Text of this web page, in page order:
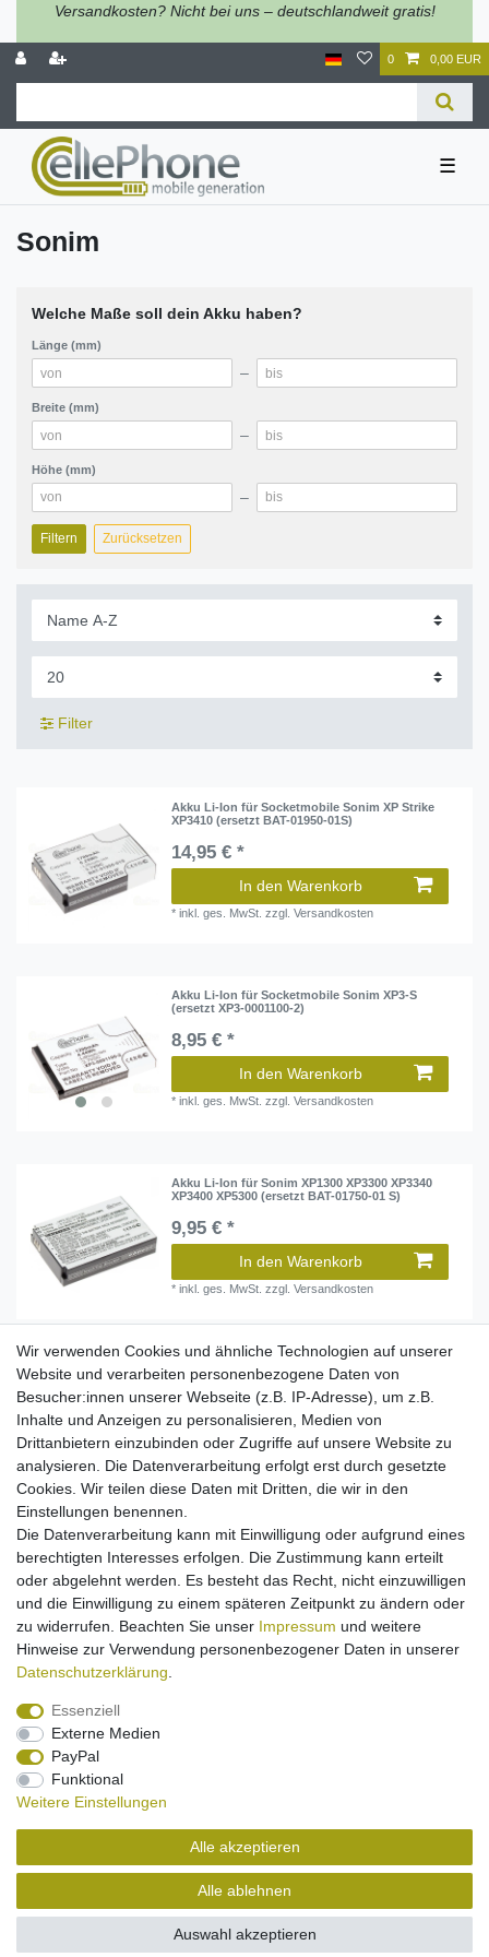
Versandkosten? Nicht bei uns – deutschlandweit gratis!
0 0,00 EUR
☰
Sonim
Welche Maße soll dein Akku haben?
Länge (mm)
–
Breite (mm)
–
Höhe (mm)
–
Filtern Zurücksetzen
Filter
Akku Li-Ion für Socketmobile Sonim XP Strike
XP3410 (ersetzt BAT-01950-01S)
14,95 € *
In den Warenkorb
*inkl. ges. MwSt. zzgl.Versandkosten
Akku Li-Ion für Socketmobile Sonim XP3-S
(ersetzt XP3-0001100-2)
8,95 € *
In den Warenkorb
*inkl. ges. MwSt. zzgl.Versandkosten
Akku Li-Ion für Sonim XP1300 XP3300 XP3340
XP3400 XP5300 (ersetzt BAT-01750-01 S)
9,95 € *
In den Warenkorb
*inkl. ges. MwSt. zzgl.Versandkosten
Akku Li-Ion für Sonim XP3800 (ersetzt BAT-
01500-01)
10,95 € *
In den Warenkorb
inkl. ges. MwSt. Versandkosten
Akku Li-Ion für Sonim XP5900 / XP5 Plus (Ersatz
für BAT-03500-01S)
10,95 € *
In den Warenkorb
Impressum Daten­schutz­erklärung
Vertrag widerrufen Kontakt
Wir verwenden Cookies und ähnliche Technologien auf unserer
Website und verarbeiten personenbezogene Daten von
Besucher:innen unserer Webseite (z.B. IP-Adresse), um z.B.
Inhalte und Anzeigen zu personalisieren, Medien von
Drittanbietern einzubinden oder Zugriffe auf unsere Website zu
analysieren. Die Datenverarbeitung erfolgt erst durch gesetzte
Cookies. Wir teilen diese Daten mit Dritten, die wir in den
Einstellungen benennen.
Die Datenverarbeitung kann mit Einwilligung oder aufgrund eines
berechtigten Interesses erfolgen. Die Zustimmung kann erteilt
oder abgelehnt werden. Es besteht das Recht, nicht einzuwilligen
und die Einwilligung zu einem späteren Zeitpunkt zu ändern oder
zu widerrufen. Beachten Sie unser Impressum und weitere
Hinweise zur Verwendung personenbezogener Daten in unserer
Daten­schutz­erklärung
Essenziell
Externe Medien
PayPal
Funktional
Weitere Einstellungen
Alle akzeptieren
Alle ablehnen
Auswahl akzeptieren